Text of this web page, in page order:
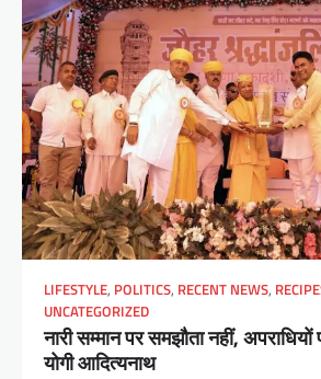
LIFESTYLE, POLITICS, RECENT NEWS,
UNCATEGORIZED
नारी सम्मान पर समझौता नहीं,
योगी आदित्यनाथ